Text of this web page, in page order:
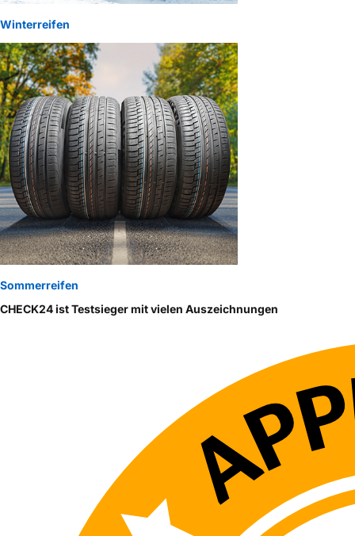
Winterreifen
Sommerreifen
CHECK24 ist Testsieger mit vielen Auszeichnungen